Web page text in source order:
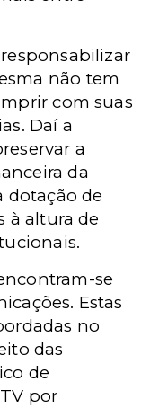
não tem
com suas
Daí a
a
da
dotação de
à altura de
se
Estas
no
das
de
por